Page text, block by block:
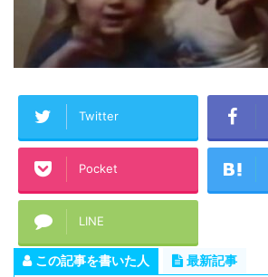
Twitter
Pocket
LINE
この記事を書いた人 最新記事